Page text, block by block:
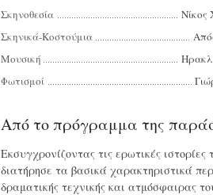
Σκηνοθεσία
Νίκος
Σκηνικά-Κοστούμια
Μουσική
Φωτισμοί
Από το πρόγραμμα της
Εκσυγχρονίζοντας τις ερωτικές
διατήρησε τα βασικά χαρακτηριστικά
δραματικής τεχνικής και ατμόσφαιρας